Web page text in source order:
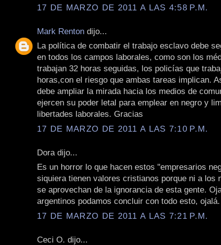
17 DE MARZO DE 2011 A LAS 4:58 P.M.
Mark Renton dijo...
La política de combatir el trabajo esclavo debe
en todos los campos laborales, como son los
trabajan 32 horas seguidas, los policías que
horas,con el riesgo que ambas tareas implican.
debe ampliar la mirada hacia los medios de
ejercen su poder letal para emplear en negro y
libertades laborales. Gracias
17 DE MARZO DE 2011 A LAS 7:10 P.M.
Dora dijo...
Es un horror lo que hacen estos "empresarios
siquiera tienen valores cristianos porque ni a los
se aprovechan de la ignorancia de esta gente.
argentinos podamos concluir con todo esto, ojalá.
17 DE MARZO DE 2011 A LAS 7:21 P.M.
Ceci O. dijo...